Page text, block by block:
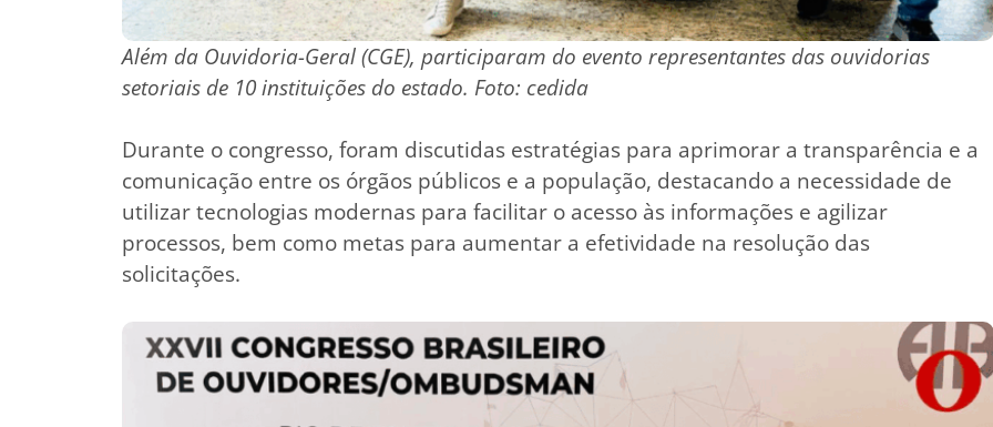
Além da Ouvidoria-Geral (CGE), participaram do evento representantes das ouvidorias
setoriais de 10 instituições do estado. Foto: cedida
Durante o congresso, foram discutidas estratégias para aprimorar a transparência e a
comunicação entre os órgãos públicos e a população, destacando a necessidade de
utilizar tecnologias modernas para facilitar o acesso às informações e agilizar
processos, bem como metas para aumentar a efetividade na resolução das
solicitações.